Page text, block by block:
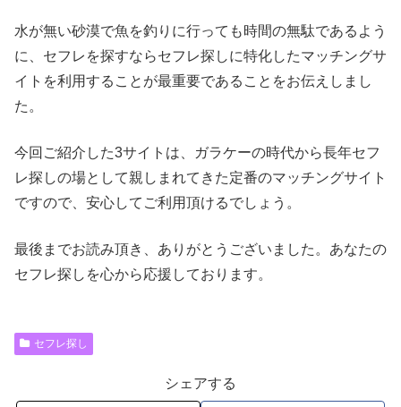
水が無い砂漠で魚を釣りに行っても時間の無駄であるよう
に、セフレを探すならセフレ探しに特化したマッチングサ
イトを利用することが最重要であることをお伝えしまし
た。
今回ご紹介した3サイトは、ガラケーの時代から長年セフ
レ探しの場として親しまれてきた定番のマッチングサイト
ですので、安心してご利用頂けるでしょう。
最後までお読み頂き、ありがとうございました。あなたの
セフレ探しを心から応援しております。
セフレ探し
シェアする